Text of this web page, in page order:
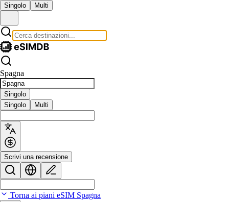
Singolo Multi
Spagna
Singolo
Singolo
Multi
Scrivi una recensione
Torna ai piani eSIM Spagna